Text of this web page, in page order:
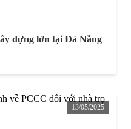
dựng lớn tại Đà Nẵng
13/05/2025